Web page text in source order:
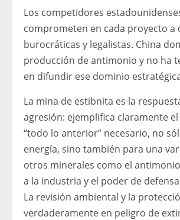
Los competidores
comprometen en cada proyecto a
burocráticas y legalistas. China
producción de antimonio y no ha
en difundir ese dominio
La mina de estibnita es la
agresión: ejemplifica claramente
“todo lo anterior” necesario, no
energía, sino también para una
otros minerales como el
a la industria y el poder de
La revisión ambiental y la
verdaderamente en peligro de